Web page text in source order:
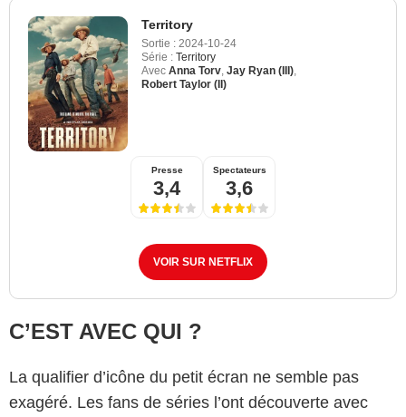
Territory
Sortie : 2024-10-24
Série : Territory
Avec Anna Torv Jay Ryan (III)
Robert Taylor (II)
Presse
3,4
Spectateurs
3,6
VOIR SUR NETFLIX
C’EST AVEC QUI ?
La qualifier d’icône du petit écran ne semble pas
exagéré. Les fans de séries l’ont découverte avec